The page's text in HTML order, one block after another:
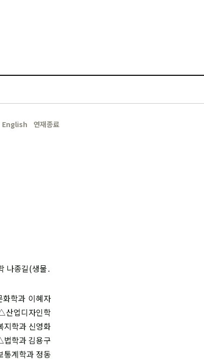
English 연재종료
나종길(생물 ․
학과 이혜자
업디자인학
학과 신영화
학과 김용구
계학과 정동